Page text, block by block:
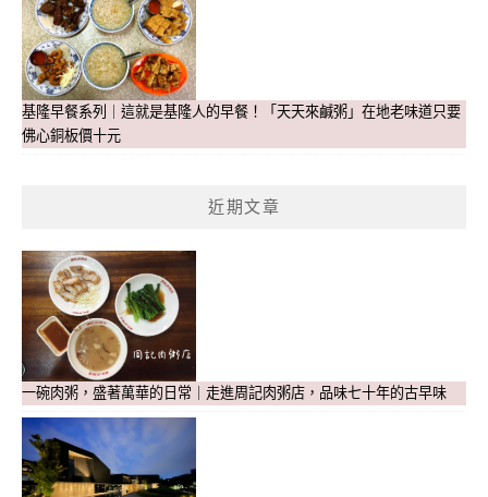
基隆早餐系列｜這就是基隆人的早餐！「天天來鹹粥」在地老味道只要
佛心銅板價十元
近期文章
一碗肉粥，盛著萬華的日常｜走進周記肉粥店，品味七十年的古早味